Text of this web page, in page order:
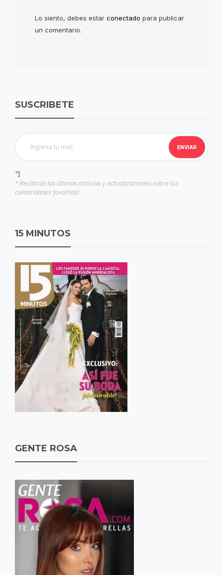
Lo siento, debes estar conectado para publicar
un comentario.
SUSCRIBETE
"]
* Recibirás las últimas noticias y actualizaciones sobre tus
celebridades favoritas!
15 MINUTOS
GENTE ROSA